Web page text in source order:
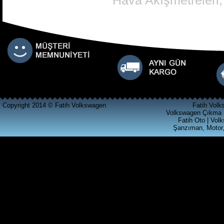
Ürün Kodu : t4 silindir kapagı
T4 2.5 SİLİNDİR KAPAGI
)
Copyright 2014 © Fatih Volkswagen
Fatih
Volkswagen
Fatih Oto |
Şanzıman,